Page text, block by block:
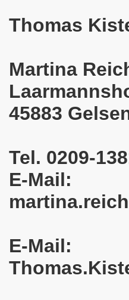
Thomas
Martina
45883
Tel. 0209-
E-Mail:
E-Mail:
in Gelsenkirchen
Bewegung hier bei uns
Montagsdemo-
Bewegung am
am 03.02.2025
Bewegung
Bewegung am
solidarisiert